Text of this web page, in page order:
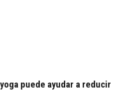
puede ayudar a reducir